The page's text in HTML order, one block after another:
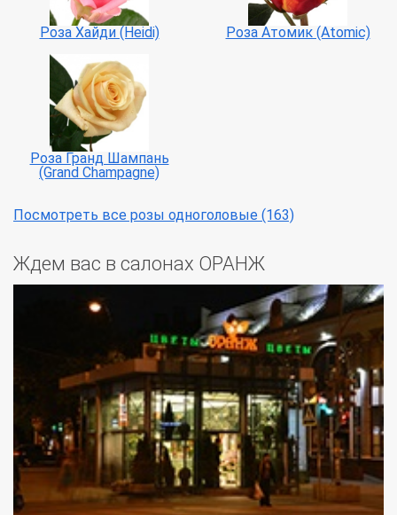
Роза Хайди (Heidi) Роза Атомик (Atomic)
Роза Гранд Шампань
(Grand Champagne)
Посмотреть все розы одноголовые (163)
Ждем вас в салонах ОРАНЖ